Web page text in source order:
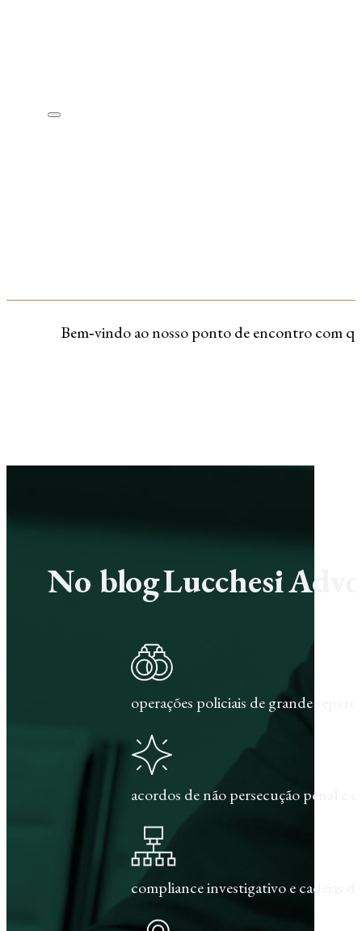
Bem‑vindo ao nosso ponto de encontro com
No blog Lucchesi
operações policiais de grande
acordos de não persecução penal e
compliance investigativo e cadeias